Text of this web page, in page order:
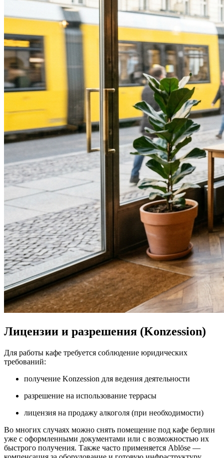
Лицензии и разрешения (Konzession)
Для работы кафе требуется соблюдение юридических
требований:
получение Konzession для ведения деятельности
разрешение на использование террасы
лицензия на продажу алкоголя (при необходимости)
Во многих случаях можно снять помещение под кафе берлин
уже с оформленными документами или с возможностью их
быстрого получения. Также часто применяется Ablöse —